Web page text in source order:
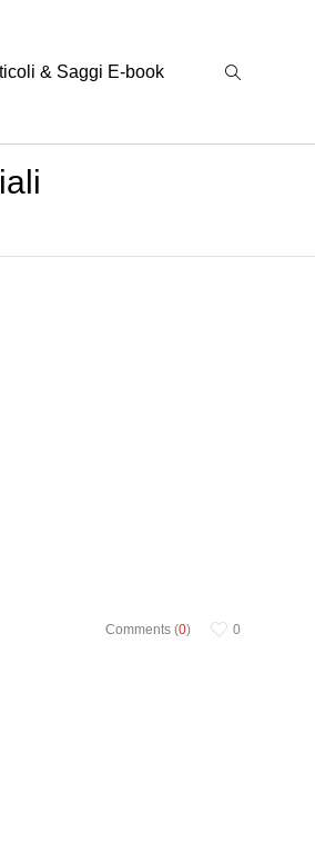
& Saggi E-book
Comments (0) 0